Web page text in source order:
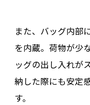
また、バッグ内部
を内蔵。荷物が少
ッグの出し入れが
納した際にも安定
す。